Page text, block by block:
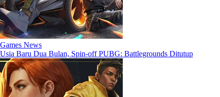
Games News
Usia Baru Dua Bulan, Spin-off PUBG: Battlegrounds Ditutup